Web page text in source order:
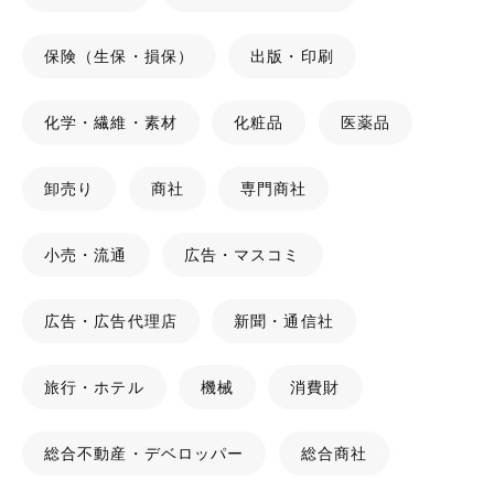
保険（生保・損保） 出版・印刷
化学・繊維・素材 化粧品 医薬品
卸売り 商社 専門商社
小売・流通 広告・マスコミ
広告・広告代理店 新聞・通信社
旅行・ホテル 機械 消費財
総合不動産・デベロッパー 総合商社